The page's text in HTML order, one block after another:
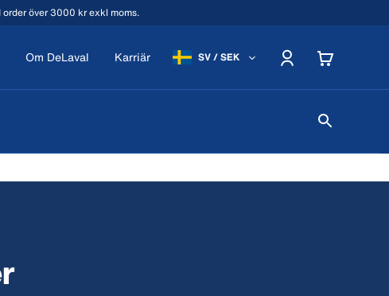
order över 3000 kr exkl moms.
Om DeLaval Karriär SV / SEK